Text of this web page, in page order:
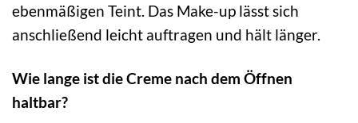
ebenmäßigen Teint. Das Make-up lässt sich
anschließend leicht auftragen und hält länger.
Wie lange ist die Creme nach dem Öffnen
haltbar?